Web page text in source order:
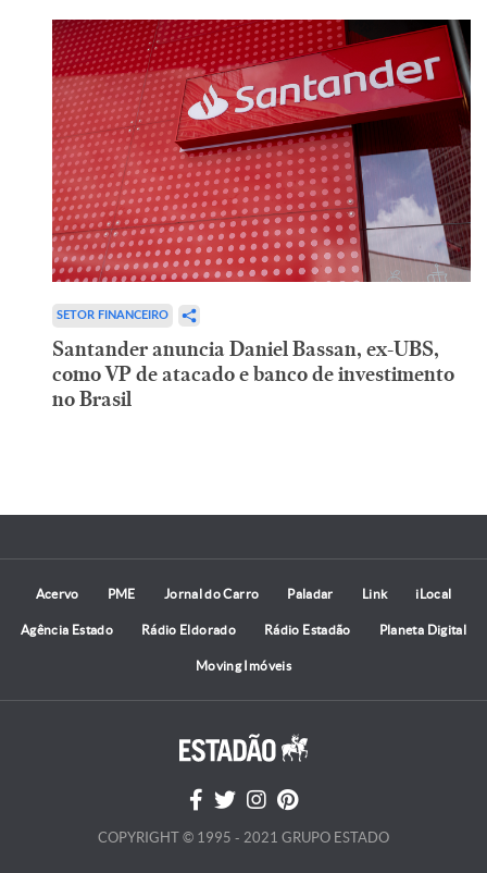
SETOR FINANCEIRO
Santander anuncia Daniel Bassan, ex-UBS,
como VP de atacado e banco de investimento
no Brasil
Acervo PME Jornal do Carro Paladar Link iLocal
Agência Estado Rádio Eldorado Rádio Estadão Planeta Digital
Moving Imóveis
COPYRIGHT © 1995 - 2021 GRUPO ESTADO